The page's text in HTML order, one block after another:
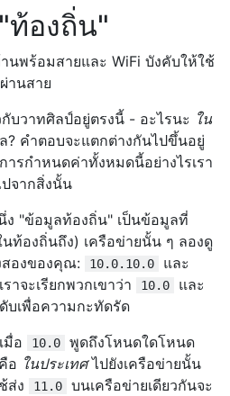
องถิ่น"
นพร้อมสายและ WiFi บังคับให้ใช้
านสาย
บวาทศิลป์อยู่ตรงนี้ - อะไรนะ ใน
? คำตอบจะแตกต่างกันไปขึ้นอยู่
รกำหนดค่าทั้งหมดนี้อย่างไรเรา
จากสิ่งนั้น
ง "ข้อมูลท้องถิ่น" เป็นข้อมูลที่
นท้องถิ่นถึง) เครือข่ายนั้น ๆ ลองดู
สองของคุณ:
10.0.10.0 และ
ราจะเรียกพวกเขาว่า 10.0 และ
บเพื่อความกะทัดรัด
มื่อ
10.0
พูดถึงโหนดใดโหนด
คือ ในประเทศไปยังเครือข่ายนั้น
ส่ง
11.0
บนเครือข่ายเดียวกันจะ